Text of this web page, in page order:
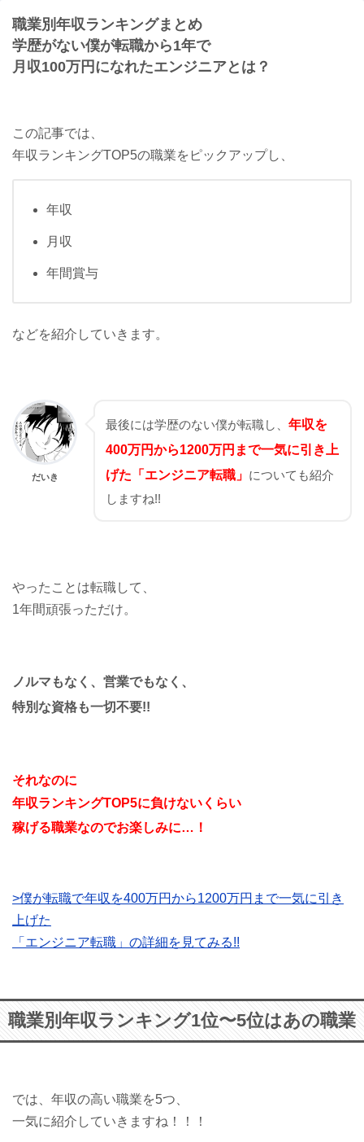
職業別年収ランキングまとめ
学歴がない僕が転職から1年で
月収100万円になれたエンジニアとは？
この記事では、
年収ランキングTOP5の職業をピックアップし、
年収
月収
年間賞与
などを紹介していきます。
だいき
最後には学歴のない僕が転職し、 年収を
400万円から1200万円まで一気に引き上
げた「エンジニア転職」 についても紹介
しますね!!
やったことは転職して、
1年間頑張っただけ。
ノルマもなく、営業でもなく、
特別な資格も一切不要!!
それなのに
年収ランキングTOP5に負けないくらい
稼げる職業なのでお楽しみに…！
>僕が転職で年収を400万円から1200万円まで一気に引き
上げた
「エンジニア転職」の詳細を見てみる!!
職業別年収ランキング1位〜5位はあの職業
では、年収の高い職業を5つ、
一気に紹介していきますね！！！